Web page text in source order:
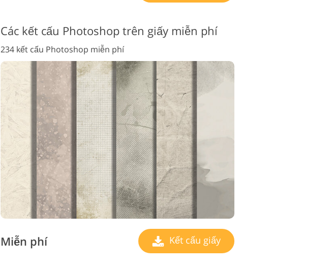
Các kết cấu Photoshop trên giấy miễn phí
234 kết cấu Photoshop miễn phí
Miễn phí Kết cấu giấy